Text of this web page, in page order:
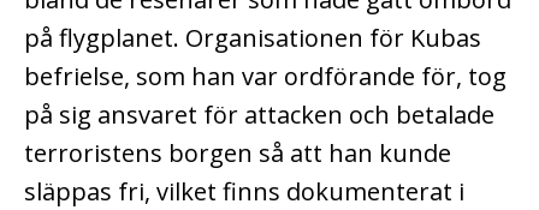
på flygplanet. Organisationen för Kubas
befrielse, som han var ordförande för, tog
på sig ansvaret för attacken och betalade
terroristens borgen så att han kunde
släppas fri, vilket finns dokumenterat i